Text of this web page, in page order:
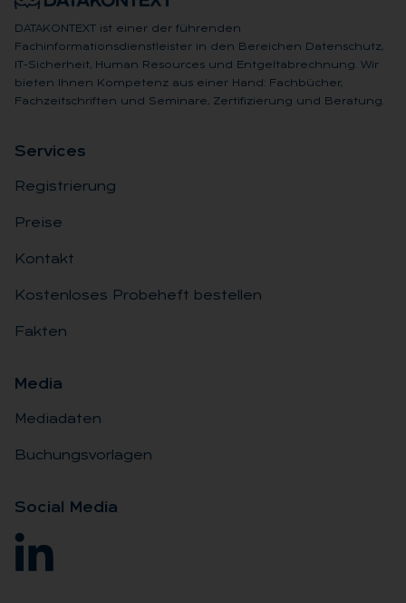
DATAKONTEXT ist einer der führenden
Fachinformationsdienstleister in den Bereichen Datenschutz,
IT-Sicherheit, Human Resources und Entgeltabrechnung. Wir
bieten Ihnen Kompetenz aus einer Hand: Fachbücher,
Fachzeitschriften und Seminare, Zertifizierung und Beratung.
Ser­vices
Registrierung
Preise
Kontakt
Kostenloses Probeheft bestellen
Fakten
Me­dia
Mediadaten
Buchungsvorlagen
So­ci­al Me­dia